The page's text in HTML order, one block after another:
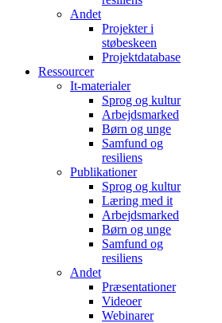
Andet
Projekter i
støbeskeen
Projektdatabase
Ressourcer
It-materialer
Sprog og kultur
Arbejdsmarked
Børn og unge
Samfund og
resiliens
Publikationer
Sprog og kultur
Læring med it
Arbejdsmarked
Børn og unge
Samfund og
resiliens
Andet
Præsentationer
Videoer
Webinarer